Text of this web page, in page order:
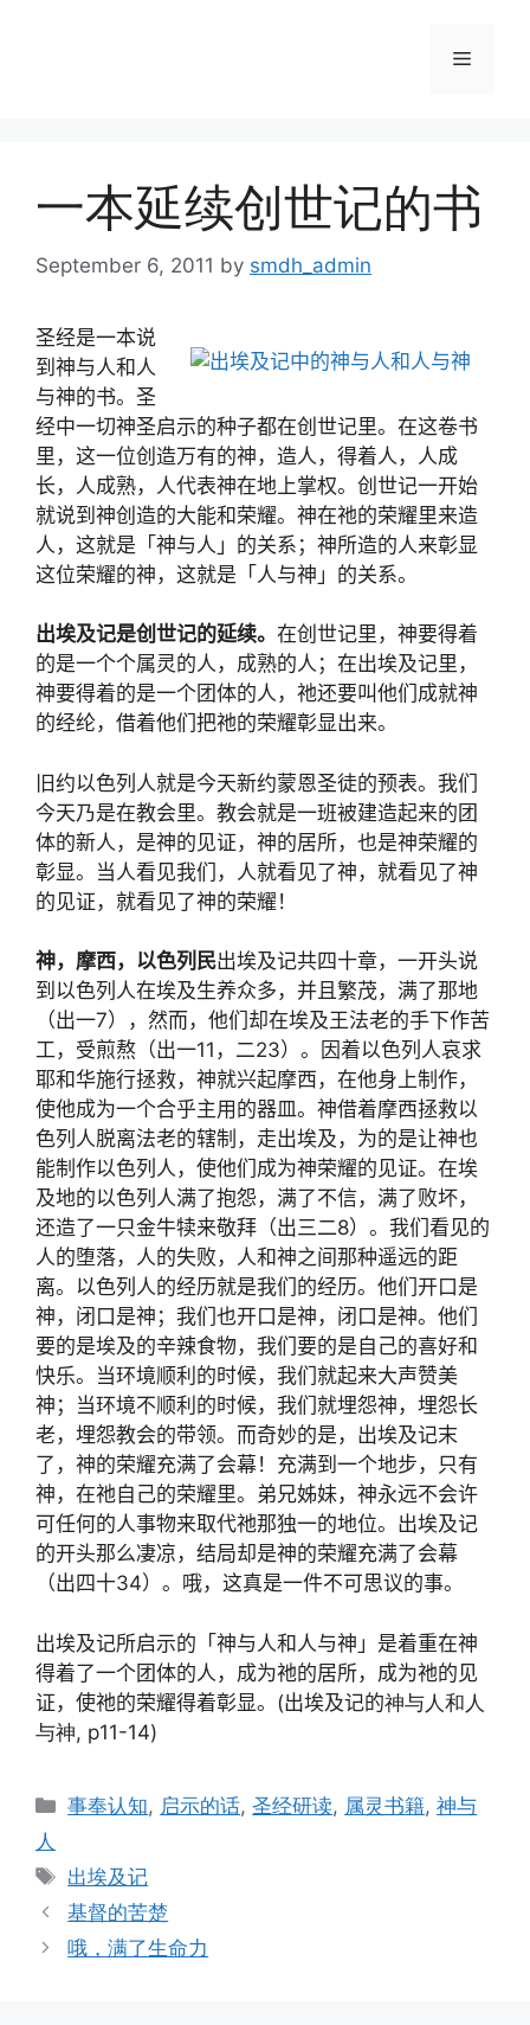
Menu
一本延续创世记的书
September 6, 2011 by smdh_admin
圣经是一本说
到神与人和人
与神的书。圣
经中一切神圣启示的种子都在创世记里。在这卷书
里，这一位创造万有的神，造人，得着人，人成
长，人成熟，人代表神在地上掌权。创世记一开始
就说到神创造的大能和荣耀。神在祂的荣耀里来造
人，这就是「神与人」的关系；神所造的人来彰显
这位荣耀的神，这就是「人与神」的关系。
出埃及记是创世记的延续。 在创世记里，神要得着
的是一个个属灵的人，成熟的人；在出埃及记里，
神要得着的是一个团体的人，祂还要叫他们成就神
的经纶，借着他们把祂的荣耀彰显出来。
旧约以色列人就是今天新约蒙恩圣徒的预表。我们
今天乃是在教会里。教会就是一班被建造起来的团
体的新人，是神的见证，神的居所，也是神荣耀的
彰显。当人看见我们，人就看见了神，就看见了神
的见证，就看见了神的荣耀！
神，摩西，以色列民出埃及记共四十章，一开头说
到以色列人在埃及生养众多，并且繁茂，满了那地
（出一7），然而，他们却在埃及王法老的手下作苦
工，受煎熬（出一11 ，二23）。因着以色列人哀求
耶和华施行拯救，神就兴起摩西，在他身上制作，
使他成为一个合乎主用的器皿。神借着摩西拯救以
色列人脱离法老的辖制，走出埃及，为的是让神也
能制作以色列人，使他们成为神荣耀的见证。在埃
及地的以色列人满了抱怨，满了不信，满了败坏，
还造了一只金牛犊来敬拜（出三二8）。我们看见的
人的堕落，人的失败，人和神之间那种遥远的距
离。以色列人的经历就是我们的经历。他们开口是
神，闭口是神；我们也开口是神，闭口是神。他们
要的是埃及的辛辣食物，我们要的是自己的喜好和
快乐。当环境顺利的时候，我们就起来大声赞美
神；当环境不顺利的时候，我们就埋怨神，埋怨长
老，埋怨教会的带领。而奇妙的是，出埃及记末
了，神的荣耀充满了会幕！充满到一个地步，只有
神，在祂自己的荣耀里。弟兄姊妹，神永远不会许
可任何的人事物来取代祂那独一的地位。出埃及记
的开头那么凄凉，结局却是神的荣耀充满了会幕
（出四十34）。哦，这真是一件不可思议的事。
出埃及记所启示的「神与人和人与神」是着重在神
得着了一个团体的人，成为祂的居所，成为祂的见
证，使祂的荣耀得着彰显。 (出埃及记的神与人和人
与神, p11-14)
Categories
事奉认知, 启示的话,圣经研读, 属灵书籍,神与
人
Tags
出埃及记
基督的苦楚
哦，满了生命力